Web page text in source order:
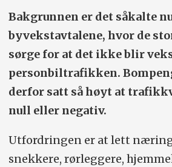
Bakgrunnen er det såkalte
byvekstavtalene, hvor de
sørge for at det ikke blir
personbiltrafikken.
derfor satt så høyt at
null eller negativ.
Utfordringen er at lett
snekkere, rørleggere,